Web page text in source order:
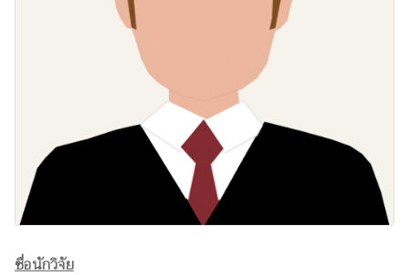
ชื่อนักวิจัย